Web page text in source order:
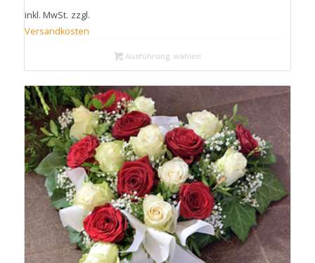
inkl. MwSt. zzgl.
Versandkosten
Ausführung wählen